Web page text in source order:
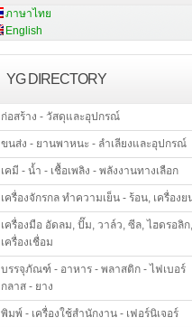
ภาษาไทย
English
YG DIRECTORY
ก่อสร้าง - วัสดุและอุปกรณ์
ขนส่ง - ยานพาหนะ - ลำเลียงและอุปกรณ์
เคมี - น้ำ - เชื้อเพลิง - พลังงานทางเลือก
เครื่องจักรกล ทำความเย็น - ร้อน, เครื่องย
เครื่องมือ อัดลม, ปั๊ม, วาล์ว, ซีล, ไฮดรอลิก,
เครื่องเชื่อม
บรรจุภัณฑ์ - อาหาร - พลาสติก - ไฟเบอร์
กลาส - ยาง
พิมพ์ - เครื่องใช้สำนักงาน - เฟอร์นิเจอร์